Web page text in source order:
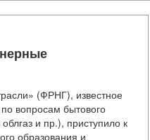
(ФРНГ), известное
вопросам бытового
и пр.), приступило к
образования и